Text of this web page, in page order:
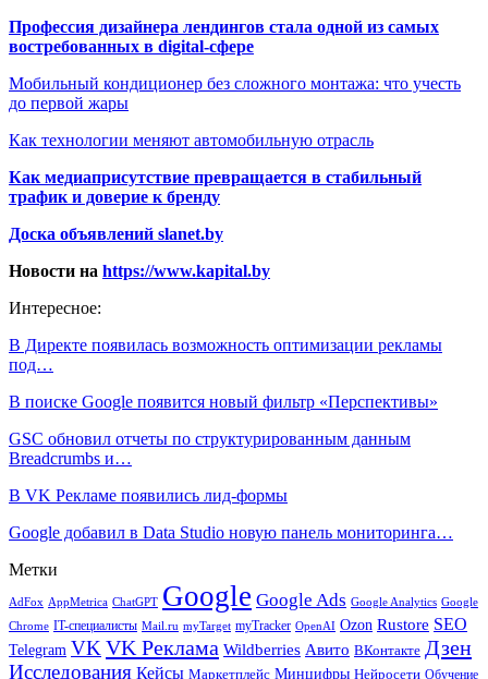
Профессия дизайнера лендингов стала одной из самых
востребованных в digital-сфере
Мобильный кондиционер без сложного монтажа: что учесть
до первой жары
Как технологии меняют автомобильную отрасль
Как медиаприсутствие превращается в стабильный
трафик и доверие к бренду
Доска объявлений slanet.by
Новости на https://www.kapital.by
Интересное:
В Директе появилась возможность оптимизации рекламы
под…
В поиске Google появится новый фильтр «Перспективы»
GSC обновил отчеты по структурированным данным
Breadcrumbs и…
В VK Рекламе появились лид-формы
Google добавил в Data Studio новую панель мониторинга…
Метки
AdFox AppMetrica ChatGPT Google Google Ads Google Analytics Google
Chrome IT-специалисты Mail.ru myTarget myTracker OpenAI Ozon Rustore SEO
Telegram VK VK Реклама Wildberries Авито ВКонтакте Дзен
Исследования Кейсы Маркетплейс Минцифры Нейросети Обучение